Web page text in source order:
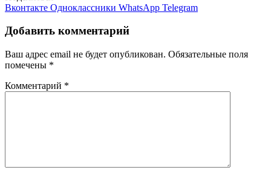
Вконтакте Одноклассники WhatsApp Telegram
Добавить комментарий
Ваш адрес email не будет опубликован. Обязательные поля
помечены *
Комментарий *